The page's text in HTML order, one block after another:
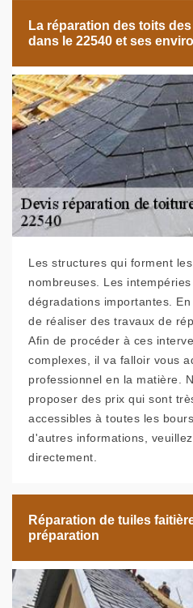
La réparation des toits
dans le 22540 et ses
Les structures qui forment
nombreuses. Les
dégradations importantes.
de réaliser des travaux de
Afin de procéder à ces
complexes, il va falloir vous
professionnel en la matière.
proposer des prix qui sont
accessibles à toutes les
d'autres informations,
directement.
Réparation de tuiles
préparation